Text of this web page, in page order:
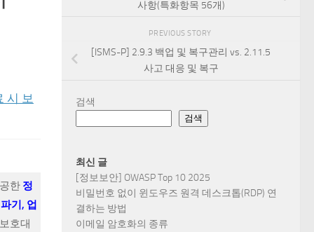
시 보
한 정
기, 업
호대
사항(특화항목 56개)
PREVIOUS STORY
[ISMS-P] 2.9.3 백업 및 복구관리 vs. 2.11.5
사고 대응 및 복구
검색
검색
최신 글
[정보보안] OWASP Top 10 2025
비밀번호 없이 윈도우즈 원격 데스크톱(RDP) 연
결하는 방법
이메일 암호화의 종류